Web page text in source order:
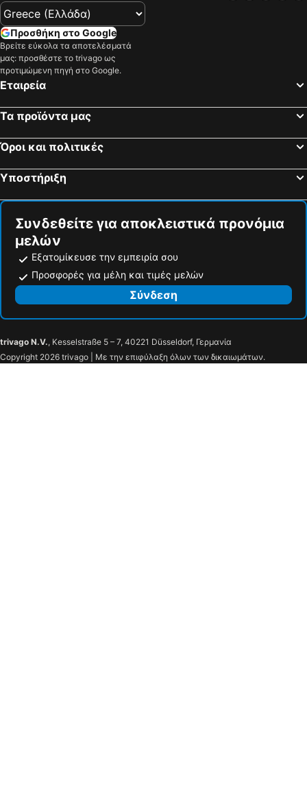
Προσθήκη στο Google
Βρείτε εύκολα τα αποτελέσματά
μας: προσθέστε το trivago ως
προτιμώμενη πηγή στο Google.
Εταιρεία
Τα προϊόντα μας
Όροι και πολιτικές
Υποστήριξη
Συνδεθείτε για αποκλειστικά προνόμια
μελών
Εξατομίκευσε την εμπειρία σου
Προσφορές για μέλη και τιμές μελών
Σύνδεση
trivago N.V., Kesselstraße 5 – 7, 40221 Düsseldorf, Γερμανία
Copyright 2026 trivago | Με την επιφύλαξη όλων των δικαιωμάτων.